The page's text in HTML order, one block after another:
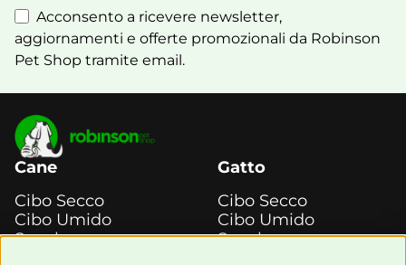
Acconsento a ricevere newsletter,
aggiornamenti e offerte promozionali da Robinson
Pet Shop tramite email.
Cane
Cibo Secco
Cibo Umido
Snack e
Gatto
Cibo Secco
Cibo Umido
Snack e